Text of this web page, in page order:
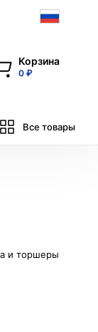
Корзина
0 ₽
Все товары
и торшеры